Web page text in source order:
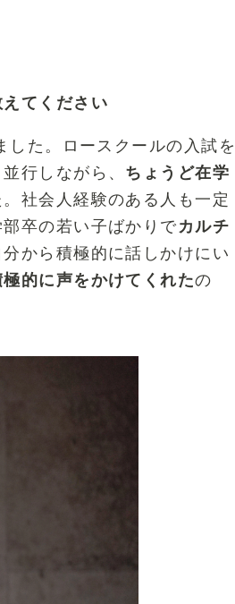
てください
た。ロースクールの入試を
行しながら、 ちょうど在学
社会人経験のある人も一定
卒の若い子ばかりでカルチ
から積極的に話しかけにい
的に声をかけてくれたの